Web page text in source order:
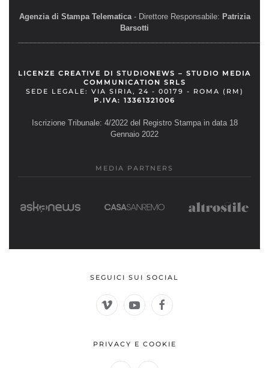
Agenzia di Stampa Telematica- Direttore Responsabile: Patrizia
Barsotti
LICENZE CREATIVE DI STUDIONEWS – STUDIO MEDIA
COMMUNICATION SRLS
SEDE LEGALE: VIA SIRIA, 24 - 00179 - ROMA (RM)
P.IVA: 13361321006
Iscrizione Tribunale: 4/2022 del Registro Stampa in data 18
Gennaio 2022
MEDIA PARTNERS
SEGUICI SUI SOCIAL
PRIVACY E COOKIE